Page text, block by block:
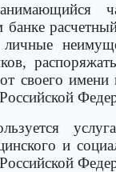
своего имени
и